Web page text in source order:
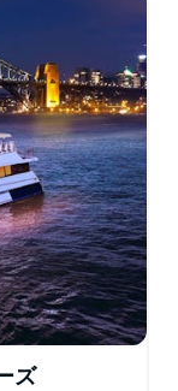
ルーズしなが
カタマランでリ
日のシドニーハ
ってください！
ズ